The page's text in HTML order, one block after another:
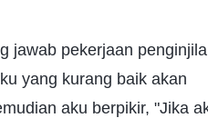
jawab pekerjaan
yang kurang baik akan
aku berpikir, "Jika